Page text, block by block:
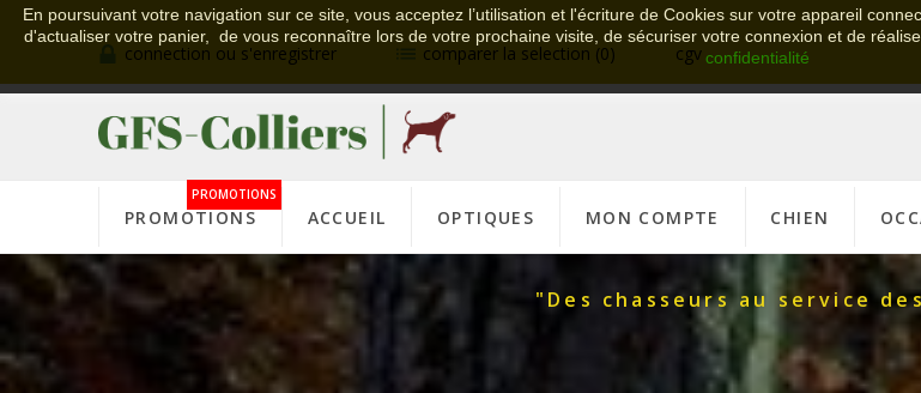
En poursuivant votre navigation sur ce site, vous acceptez l’utilisation et l'écriture de Cookies sur votre appareil
d'actualiser votre panier, de vous reconnaître lors de votre prochaine visite, de sécuriser votre connexion et de
confidentialité
connection ou s'enregistrer comparer la selection (0) cgv
PROMOTIONS
PROMOTIONS
ACCUEIL OPTIQUES MON COMPTE CHIEN
"Des chasseurs au service